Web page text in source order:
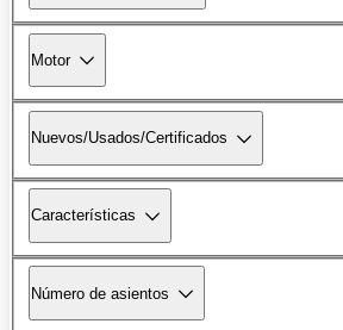
Motor
Nuevos/Usados/Certificados
Características
Número de asientos